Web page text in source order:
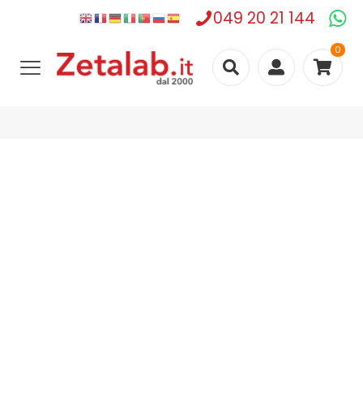
049 20 21 144
0